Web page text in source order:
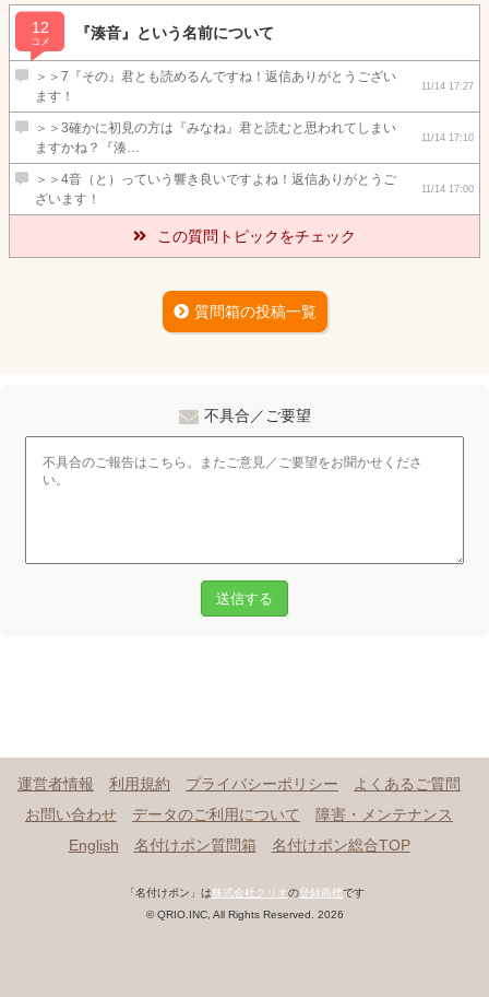
12
コメ
『湊音』という名前について
＞＞7『その』君とも読めるんですね！返信ありがとうござい
ます！
11/14 17:27
＞＞3確かに初見の方は『みなね』君と読むと思われてしまい
ますかね？『湊…
11/14 17:10
＞＞4音（と）っていう響き良いですよね！返信ありがとうご
ざいます！
11/14 17:00
この質問トピックをチェック
質問箱の投稿一覧
不具合／ご要望
送信する
運営者情報 利用規約 プライバシーポリシー
よくあるご質問
お問い合わせ
データのご利用について
障害・メンテナンス
English
名付けポン質問箱 名付けポン総合TOP
「名付けポン」は株式会社クリオの登録商標です
© QRIO.INC, All Rights Reserved. 2026